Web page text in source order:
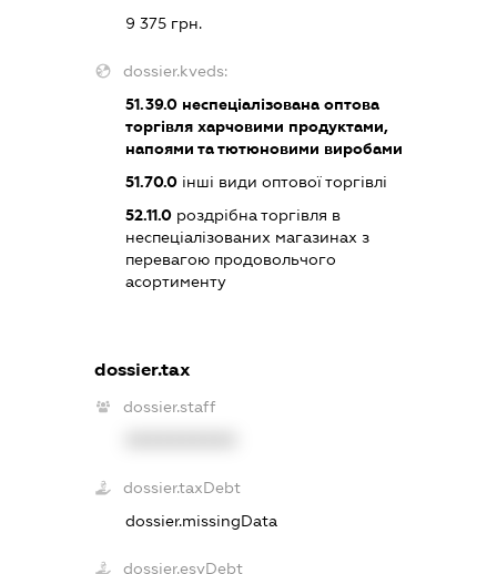
9 375 грн.
dossier.kveds:
51.39.0неспеціалізована оптова
торгівля харчовими продуктами,
напоями та тютюновими виробами
51.70.0інші види оптової торгівлі
52.11.0роздрібна торгівля в
неспеціалізованих магазинах з
перевагою продовольчого
асортименту
dossier.tax
dossier.staff
dossier.taxDebt
dossier.missingData
dossier.esvDebt